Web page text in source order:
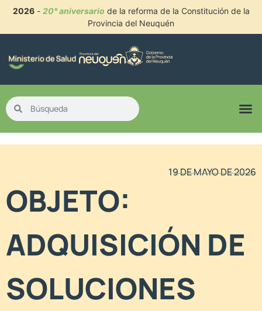
2026- 20° aniversario de la reforma de la Constitución de la
Provincia del Neuquén
19 DE MAYO DE 2026
OBJETO:
ADQUISICIÓN DE
SOLUCIONES